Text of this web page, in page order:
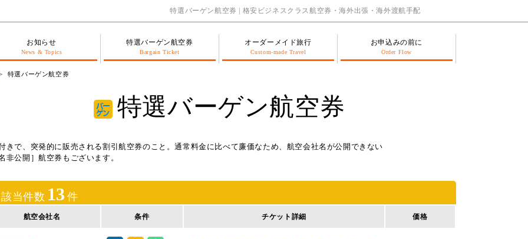
特選バーゲン航空券 | 格安ビジネスクラス航空券・海外出張・海外渡航手配
お知らせ
News & Topics
特選バーゲン航空券
Bargain Ticket
オーダーメイド旅行
Custom-made Travel
お申込みの前に
Order Flow
特選バーゲン航空券
特選バーゲン航空券
きで、突発的に販売される割引航空券のこと。通常料金に比べて廉価なため、航空会社名が公開できない
名非公開］航空券もございます。
該当件数 13 件
航空会社名 条件 チケット詳細 価格